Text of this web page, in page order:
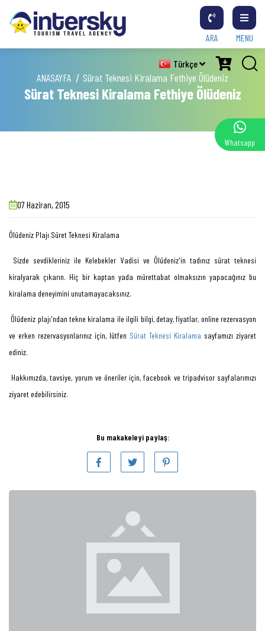
MENU
ARA
Türkçe
ANASAYFA Sürat Teknesi Kiralama Fethiye Ölüdeniz
Sürat Teknesi Kiralama Fethiye Ölüdeniz
07 Haziran, 2015
Ölüdeniz Plajı Süret Teknesi Kiralama
Sizde sevdikleriniz ile Kelebekler Vadisi ve Ölüdeniz'in tadınız sürat teknesi
kiralyarak çıkarın. Hiç bir kaptan yada mürettabat olmaksızın yapacağınız bu
kiralama deneyimini unutamayacaksınız.
Ölüdeniz plajı'ndan tekne kiralama ile ilgili bilgi, detay, fiyatlar, online rezervasyon
ve erken rezervasyonlarınız için, lütfen Sürat Teknesi Kiralama sayfamızı ziyaret
ediniz.
Hakkımızda, tavsiye, yorum ve öneriler için, facebook ve tripadvisor sayfalarımızı
ziyaret edebilirsiniz.
Bu makakeleyi paylaş:
Whatsapp